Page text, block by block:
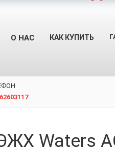
О НАС КАК КУПИТЬ
Waters